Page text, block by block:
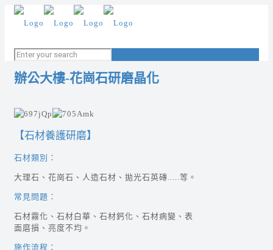
辦公大樓-花崗石研磨晶化
【石材養護研磨】
石材類別：
大理石、花崗石、人造石材、拋光石英磚.....等。
常見問題：
石材霧化、石材白華、石材鈣化、石材病變、表
面磨損、亮度不均。
施作流程：